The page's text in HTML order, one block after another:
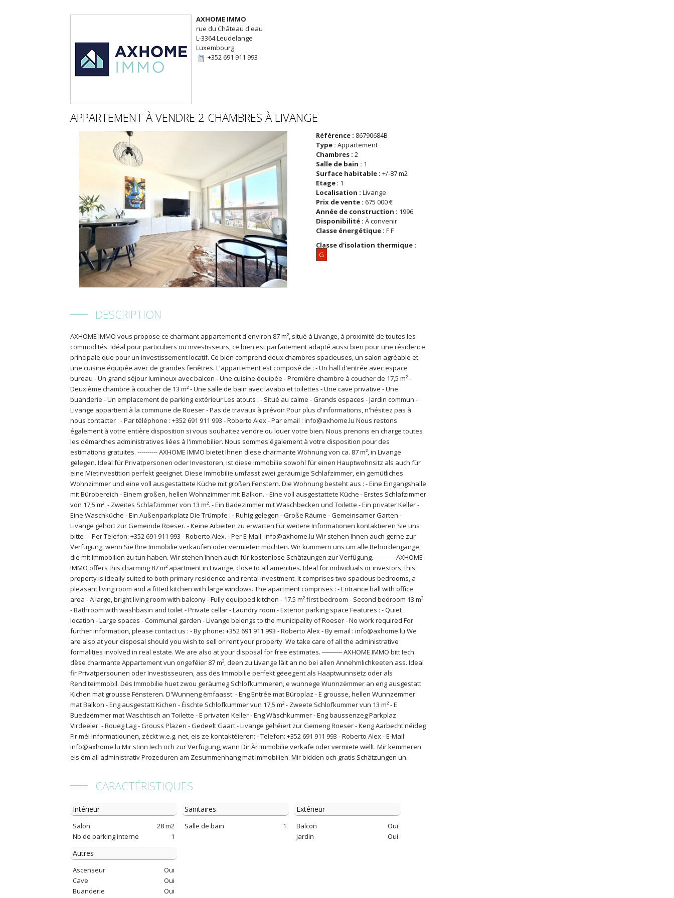
AXHOME IMMO
rue du Château d'eau
L-3364 Leudelange
Luxembourg
+352 691 911 993
APPARTEMENT À VENDRE 2 CHAMBRES À LIVANGE
Référence : 86790684B
Type : Appartement
Chambres : 2
Salle de bain : 1
Surface habitable : +/-87 m2
Etage : 1
Localisation : Livange
Prix de vente : 675 000 €
Année de construction : 1996
Disponibilité : À convenir
Classe énergétique : F F
Classe d'isolation thermique :
G
DESCRIPTION
AXHOME IMMO vous propose ce charmant appartement d'environ 87 m², situé à Livange, à proximité de toutes les
commodités. Idéal pour particuliers ou investisseurs, ce bien est parfaitement adapté aussi bien pour une résidence
principale que pour un investissement locatif. Ce bien comprend deux chambres spacieuses, un salon agréable et
une cuisine équipée avec de grandes fenêtres. L'appartement est composé de : - Un hall d'entrée avec espace
bureau - Un grand séjour lumineux avec balcon - Une cuisine équipée - Première chambre à coucher de 17,5 m² -
Deuxième chambre à coucher de 13 m² - Une salle de bain avec lavabo et toilettes - Une cave privative - Une
buanderie - Un emplacement de parking extérieur Les atouts : - Situé au calme - Grands espaces - Jardin commun -
Livange appartient à la commune de Roeser - Pas de travaux à prévoir Pour plus d'informations, n'hésitez pas à
nous contacter : - Par téléphone : +352 691 911 993 - Roberto Alex - Par email : info@axhome.lu Nous restons
également à votre entière disposition si vous souhaitez vendre ou louer votre bien. Nous prenons en charge toutes
les démarches administratives liées à l'immobilier. Nous sommes également à votre disposition pour des
estimations gratuites. ---------- AXHOME IMMO bietet Ihnen diese charmante Wohnung von ca. 87 m², in Livange
gelegen. Ideal für Privatpersonen oder Investoren, ist diese Immobilie sowohl für einen Hauptwohnsitz als auch für
eine Mietinvestition perfekt geeignet. Diese Immobilie umfasst zwei geräumige Schlafzimmer, ein gemütliches
Wohnzimmer und eine voll ausgestattete Küche mit großen Fenstern. Die Wohnung besteht aus : - Eine Eingangshalle
mit Bürobereich - Einem großen, hellen Wohnzimmer mit Balkon. - Eine voll ausgestattete Küche - Erstes Schlafzimmer
von 17,5 m². - Zweites Schlafzimmer von 13 m². - Ein Badezimmer mit Waschbecken und Toilette - Ein privater Keller -
Eine Waschküche - Ein Außenparkplatz Die Trümpfe : - Ruhig gelegen - Große Räume - Gemeinsamer Garten -
Livange gehört zur Gemeinde Roeser. - Keine Arbeiten zu erwarten Für weitere Informationen kontaktieren Sie uns
bitte : - Per Telefon: +352 691 911 993 - Roberto Alex. - Per E-Mail: info@axhome.lu Wir stehen Ihnen auch gerne zur
Verfügung, wenn Sie Ihre Immobilie verkaufen oder vermieten möchten. Wir kümmern uns um alle Behördengänge,
die mit Immobilien zu tun haben. Wir stehen Ihnen auch für kostenlose Schätzungen zur Verfügung. ---------- AXHOME
IMMO offers this charming 87 m² apartment in Livange, close to all amenities. Ideal for individuals or investors, this
property is ideally suited to both primary residence and rental investment. It comprises two spacious bedrooms, a
pleasant living room and a fitted kitchen with large windows. The apartment comprises : - Entrance hall with office
area - A large, bright living room with balcony - Fully equipped kitchen - 17.5 m² first bedroom - Second bedroom 13 m²
- Bathroom with washbasin and toilet - Private cellar - Laundry room - Exterior parking space Features : - Quiet
location - Large spaces - Communal garden - Livange belongs to the municipality of Roeser - No work required For
further information, please contact us : - By phone: +352 691 911 993 - Roberto Alex - By email : info@axhome.lu We
are also at your disposal should you wish to sell or rent your property. We take care of all the administrative
formalities involved in real estate. We are also at your disposal for free estimates. ---------- AXHOME IMMO bitt Iech
dëse charmante Appartement vun ongeféier 87 m², deen zu Livange läit an no bei allen Annehmlichkeeten ass. Ideal
fir Privatpersounen oder Investisseuren, ass dës Immobilie perfekt gëeegent als Haaptwunnsëtz oder als
Renditeimmobil. Dës Immobilie huet zwou geräumeg Schlofkummeren, e wunnege Wunnzëmmer an eng ausgestatt
Kichen mat grousse Fënsteren. D'Wunneng ëmfaasst: - Eng Entrée mat Büroplaz - E grousse, hellen Wunnzëmmer
mat Balkon - Eng ausgestatt Kichen - Éischte Schlofkummer vun 17,5 m² - Zweete Schlofkummer vun 13 m² - E
Buedzëmmer mat Waschtisch an Toilette - E privaten Keller - Eng Wäschkummer - Eng baussenzeg Parkplaz
Virdeeler: - Roueg Lag - Grouss Plazen - Gedeelt Gaart - Livange gehéiert zur Gemeng Roeser - Keng Aarbecht néideg
Fir méi Informatiounen, zéckt w.e.g. net, eis ze kontaktéieren: - Telefon: +352 691 911 993 - Roberto Alex - E-Mail:
info@axhome.lu Mir stinn Iech och zur Verfügung, wann Dir Är Immobilie verkafe oder vermiete wëllt. Mir këmmeren
eis ëm all administrativ Prozeduren am Zesummenhang mat Immobilien. Mir bidden och gratis Schätzungen un.
CARACTÉRISTIQUES
Intérieur
Salon
28 m2
Nb de parking interne
1
Sanitaires
Salle de bain 1
Extérieur
Balcon
Oui
Jardin
Oui
Autres
Ascenseur
Oui
Cave
Oui
Buanderie
Oui